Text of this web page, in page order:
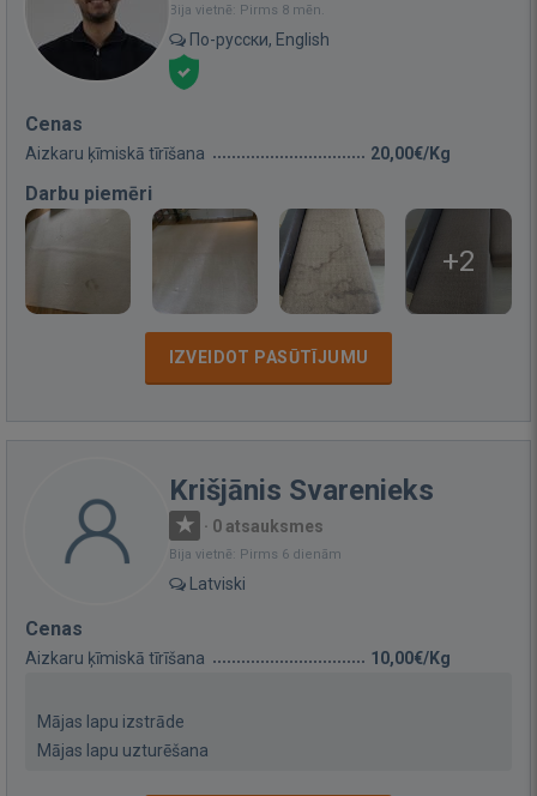
Bija vietnē: Pirms 8 mēn.
По-русски, English
Cenas
Aizkaru ķīmiskā tīrīšana 20,00€/Kg
Darbu piemēri
+2
IZVEIDOT PASŪTĪJUMU
Krišjānis Svarenieks
· 0 atsauksmes
Bija vietnē: Pirms 6 dienām
Latviski
Cenas
Aizkaru ķīmiskā tīrīšana 10,00€/Kg
Mājas lapu izstrāde
Mājas lapu uzturēšana